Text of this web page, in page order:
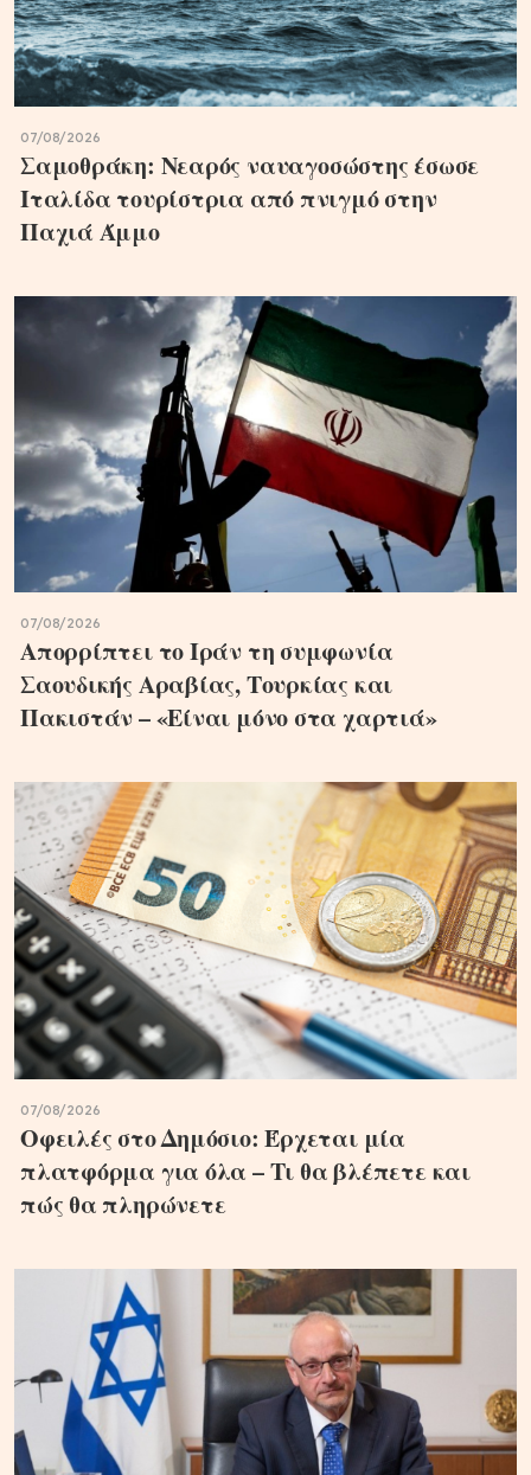
07/08/2026
Σαμοθράκη: Νεαρός ναυαγοσώστης έσωσε
Ιταλίδα τουρίστρια από πνιγμό στην
Παχιά Άμμο
07/08/2026
Απορρίπτει το Ιράν τη συμφωνία
Σαουδικής Αραβίας, Τουρκίας και
Πακιστάν – «Είναι μόνο στα χαρτιά»
07/08/2026
Οφειλές στο Δημόσιο: Έρχεται μία
πλατφόρμα για όλα – Τι θα βλέπετε και
πώς θα πληρώνετε